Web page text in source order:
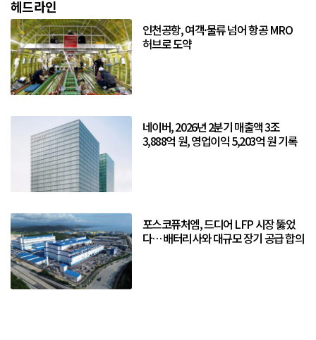
헤드라인
인천공항, 여객·물류 넘어 항공 MRO
허브로 도약
네이버, 2026년 2분기 매출액 3조
3,888억 원, 영업이익 5,203억 원 기록
포스코퓨처엠, 드디어 LFP 시장 뚫었
다… 배터리사와 대규모 장기 공급 합의